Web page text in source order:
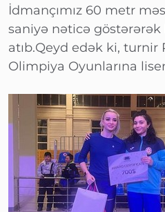
İdmançımız 60 metr
saniyə nəticə
atıb.Qeyd edək ki, turnir
Olimpiya Oyunlarına